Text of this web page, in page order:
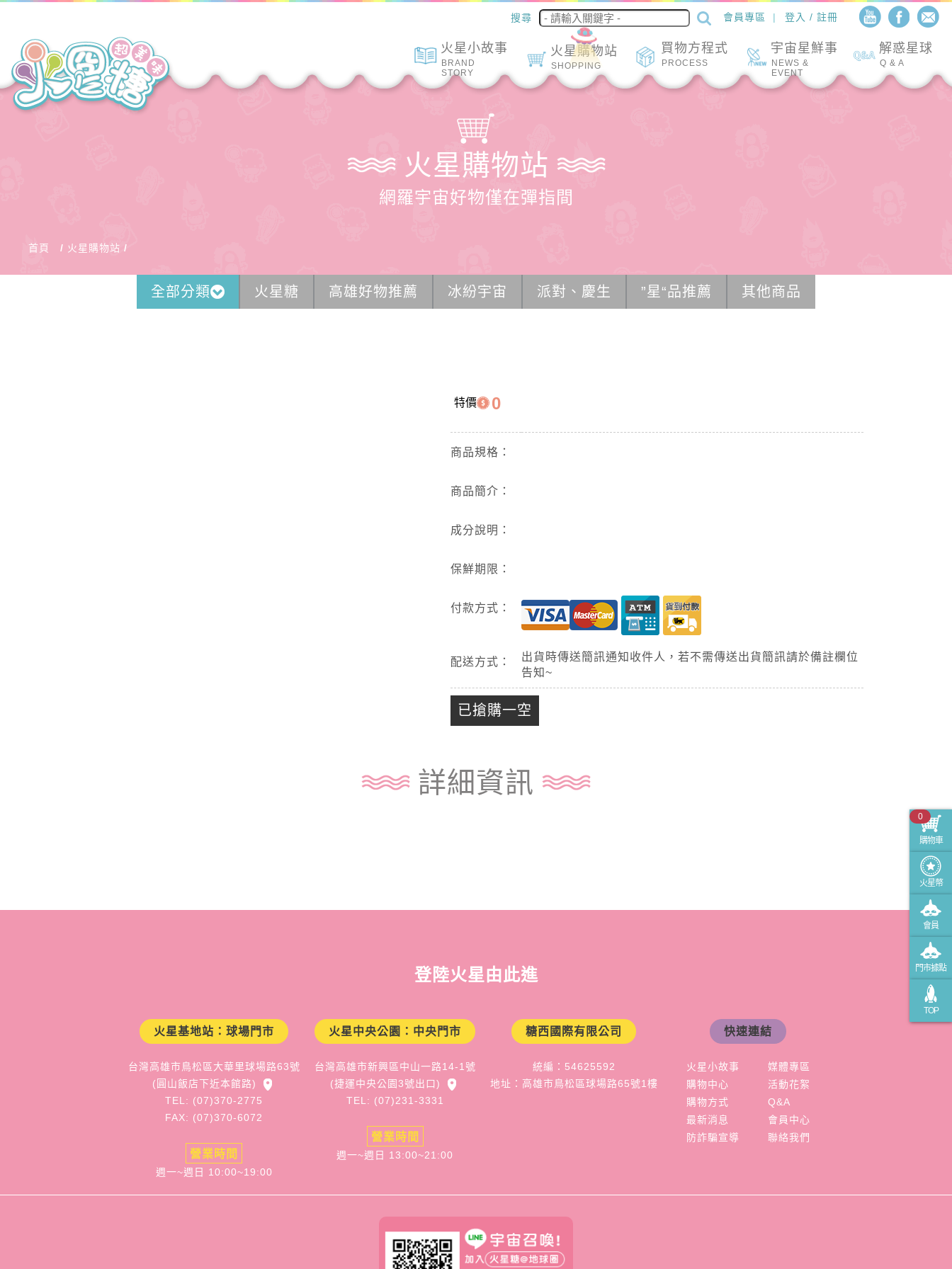
會員專區 登入 / 註冊
搜尋
解惑星球
Q & A
宇宙星鮮事
NEWS &
EVENT
買物方程式
PROCESS
火星購物站
SHOPPING
火星小故事
BRAND
STORY
火星購物站
網羅宇宙好物僅在彈指間
首頁 火星購物站
全部分類 火星糖 高雄好物推薦 冰紛宇宙 派對、慶生 ”星“品推薦 其他商品
特價 0
商品規格：
商品簡介：
成分說明：
保鮮期限：
付款方式：
配送方式：
出貨時傳送簡訊通知收件人，若不需傳送出貨簡訊請於備註欄位
告知~
已搶購一空
詳細資訊
購物車
0
火星幣
會員
門市據點
TOP
登陸火星由此進
火星基地站：球場門市
台灣高雄市鳥松區大華里球場路63號
(圓山飯店下近本館路)
TEL: (07)370-2775
FAX: (07)370-6072
營業時間
週一~週日 10:00~19:00
火星中央公園：中央門市
台灣高雄市新興區中山一路14-1號
(捷運中央公園3號出口)
TEL: (07)231-3331
營業時間
週一~週日 13:00~21:00
糖西國際有限公司
統編：54625592
地址：高雄市鳥松區球場路65號1樓
快速連結
火星小故事
購物中心
購物方式
最新消息
防詐騙宣導
媒體專區
活動花絮
Q&A
會員中心
聯絡我們